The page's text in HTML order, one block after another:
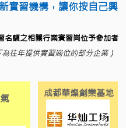
實習機構，讓你按自己興
名額之相關行業實習崗位予參加者
為往年提供實習崗位的部分企業）
成都華燦創業基地